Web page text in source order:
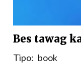
Bes tawag
Tipo: book